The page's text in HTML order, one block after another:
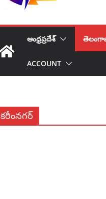
ఆంధ్రప్రదేశ్
ACCOUNT
కరీంనగర్